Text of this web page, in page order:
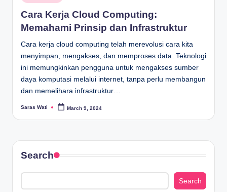
in
Cara Kerja Cloud Computing:
Memahami Prinsip dan Infrastruktur
Cara kerja cloud computing telah merevolusi cara kita
menyimpan, mengakses, dan memproses data. Teknologi
ini memungkinkan pengguna untuk mengakses sumber
daya komputasi melalui internet, tanpa perlu membangun
dan memelihara infrastruktur…
Posted
Saras Wati March 9, 2024
Search
Search